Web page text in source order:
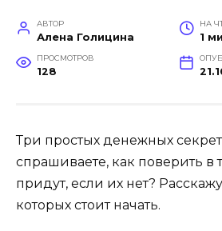
АВТОР
Алена Голицина
НА
1
ПРОСМОТРОВ
128
Три простых денежных
спрашиваете, как поверить в
придут, если их нет?
которых стоит начать.